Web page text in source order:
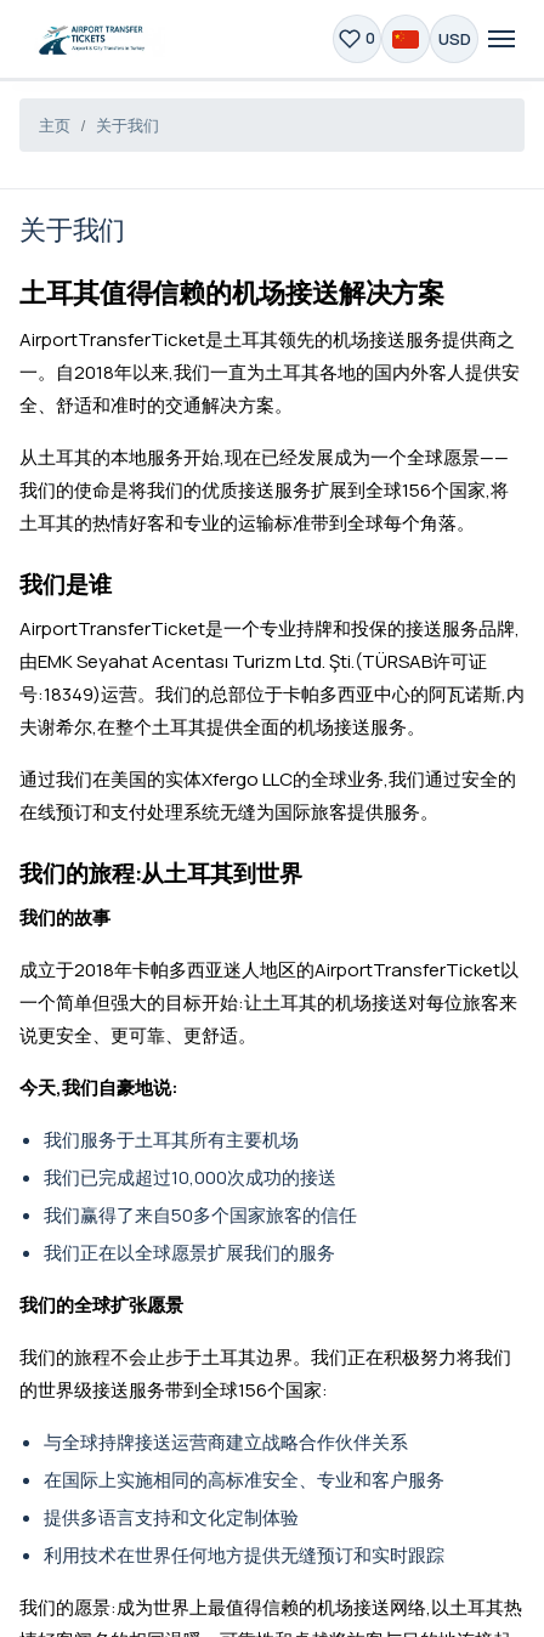
0 USD
主页 关于我们
关于我们
土耳其值得信赖的机场接送解决方案
AirportTransferTicket是土耳其领先的机场接送服务提供商之
一。自2018年以来,我们一直为土耳其各地的国内外客人提供安
全、舒适和准时的交通解决方案。
从土耳其的本地服务开始,现在已经发展成为一个全球愿景——
我们的使命是将我们的优质接送服务扩展到全球156个国家,将
土耳其的热情好客和专业的运输标准带到全球每个角落。
我们是谁
AirportTransferTicket是一个专业持牌和投保的接送服务品牌,
由EMK Seyahat Acentası Turizm Ltd. Şti.(TÜRSAB许可证
号:18349)运营。我们的总部位于卡帕多西亚中心的阿瓦诺斯,内
夫谢希尔,在整个土耳其提供全面的机场接送服务。
通过我们在美国的实体Xfergo LLC的全球业务,我们通过安全的
在线预订和支付处理系统无缝为国际旅客提供服务。
我们的旅程:从土耳其到世界
我们的故事
成立于2018年卡帕多西亚迷人地区的AirportTransferTicket以
一个简单但强大的目标开始:让土耳其的机场接送对每位旅客来
说更安全、更可靠、更舒适。
今天,我们自豪地说:
我们服务于土耳其所有主要机场
我们已完成超过10,000次成功的接送
我们赢得了来自50多个国家旅客的信任
我们正在以全球愿景扩展我们的服务
我们的全球扩张愿景
我们的旅程不会止步于土耳其边界。我们正在积极努力将我们
的世界级接送服务带到全球156个国家:
与全球持牌接送运营商建立战略合作伙伴关系
在国际上实施相同的高标准安全、专业和客户服务
提供多语言支持和文化定制体验
利用技术在世界任何地方提供无缝预订和实时跟踪
我们的愿景:成为世界上最值得信赖的机场接送网络,以土耳其热